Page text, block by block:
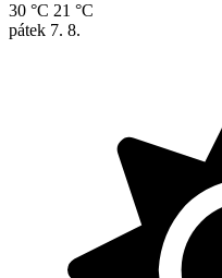
30 °C 21 °C
pátek 7. 8.